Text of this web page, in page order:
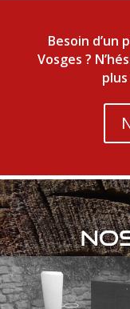
Besoin d’un
Vosges ?